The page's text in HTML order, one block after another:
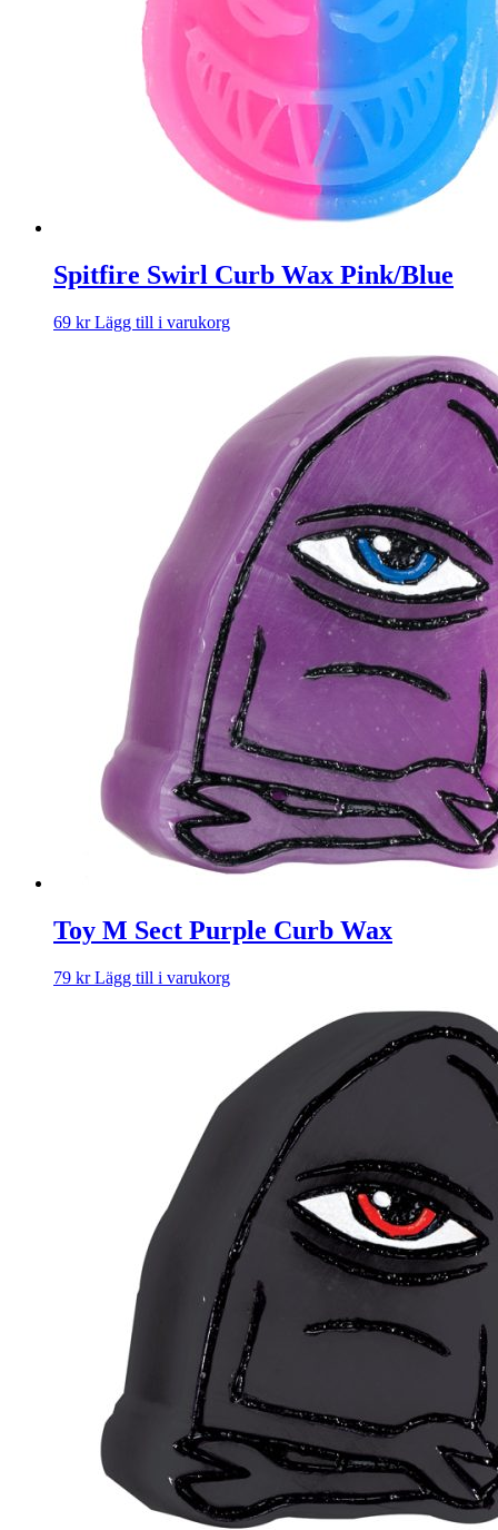
Spitfire Swirl Curb Wax Pink/Blue
69 kr Lägg till i varukorg
Toy M Sect Purple Curb Wax
79 kr Lägg till i varukorg